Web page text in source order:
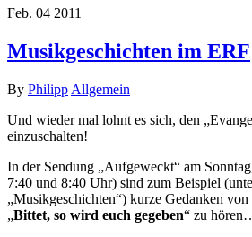
Feb. 04 2011
Musikgeschichten im ERF
By Philipp Allgemein
Und wieder mal lohnt es sich, den
einzuschalten!
In der Sendung „Aufgeweckt“ am
7:40 und 8:40 Uhr) sind zum Beispiel
„Musikgeschichten“) kurze Gedanken
„Bittet, so wird euch gegeben“ zu